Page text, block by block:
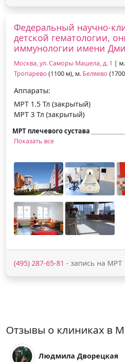
Федеральный научно-
детской гематологии,
иммунологии имени
Москва, ул. Саморы Машела, д. 1 | м.
Тропарево (1100 м), м. Беляево
Аппараты:
МРТ 1.5 Тл (закрытый)
МРТ 3 Тл (закрытый)
МРТ плечевого сустава
Показать все
(495) 287-65-81 - запись на МРТ
Отзывы о клиниках в
01.05.2017 Саша